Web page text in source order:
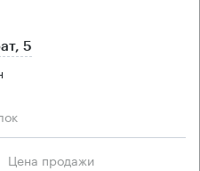
5
Цена продажи